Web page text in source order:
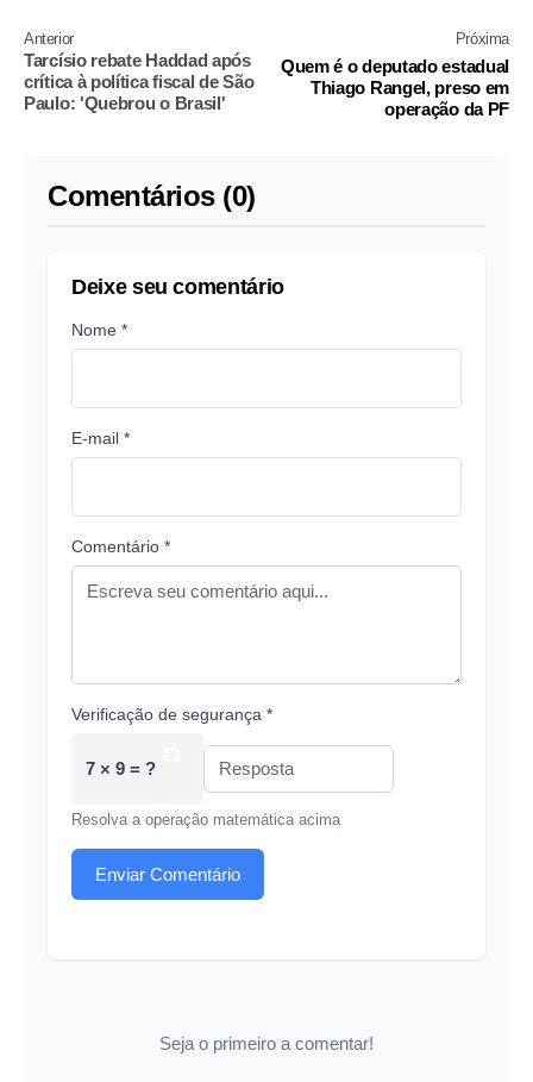
Anterior
Tarcísio rebate Haddad após
crítica à política fiscal de São
Paulo: 'Quebrou o Brasil'
Próxima
Quem é o deputado estadual
Thiago Rangel, preso em
operação da PF
Comentários (0)
Deixe seu comentário
Nome *
E-mail *
Comentário *
Verificação de segurança *
7 × 9 = ?
Resolva a operação matemática acima
Enviar Comentário
Seja o primeiro a comentar!